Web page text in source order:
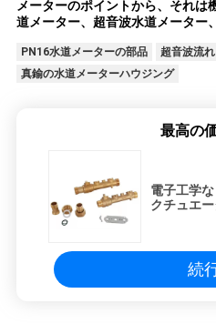
メーターのポイントから、それは
道メーター、超音波水道メーター
PN16水道メーターの部品
超音波流
真鍮の水道メーターハウジング
最高の
電子工学
クチュエ
続